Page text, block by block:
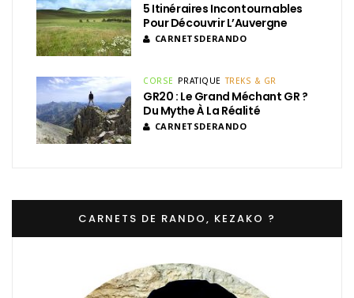
5 Itinéraires Incontournables
Pour Découvrir L’Auvergne
CARNETSDERANDO
CORSE PRATIQUE TREKS & GR
GR20 : Le Grand Méchant GR ?
Du Mythe À La Réalité
CARNETSDERANDO
CARNETS DE RANDO, KEZAKO ?